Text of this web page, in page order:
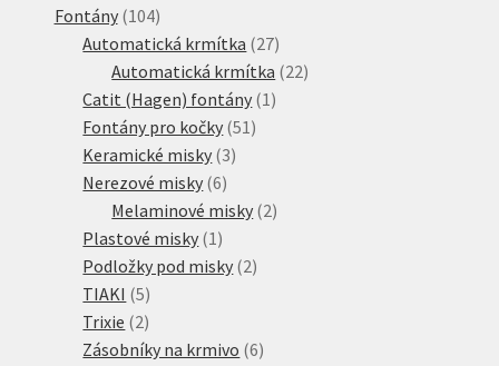
Fontány 104104
produktů
Automatická krmítka 2727
produktů
Automatická krmítka 2222
Catit (Hagen) fontány 1 1
Fontány pro kočky 51 51
Keramické misky 33
Nerezové misky 66
produktů
Melaminové misky 22
Plastové misky 1 1
produkt
Podložky pod misky 22
TIAKI 55
produktů
Trixie 22
produkty
Zásobníky na krmivo 66